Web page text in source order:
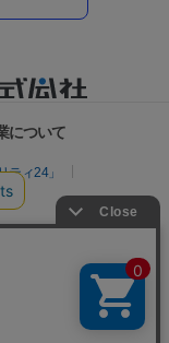
について
ィ24」